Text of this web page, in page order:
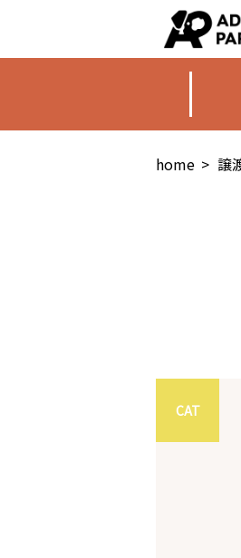
home > 譲
CAT